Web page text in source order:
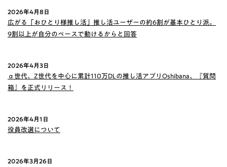
2026年4月8日
広がる「おひとり様推し活」推し活ユーザーの約6割が基本ひとり派。
9割以上が自分のペースで動けるからと回答
2026年4月3日
α世代、Z世代を中心に累計110万DLの推し活アプリOshibana、『質問
箱』を正式リリース！
2026年4月1日
役員改選について
2026年3月26日